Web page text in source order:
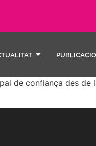
de confiança des